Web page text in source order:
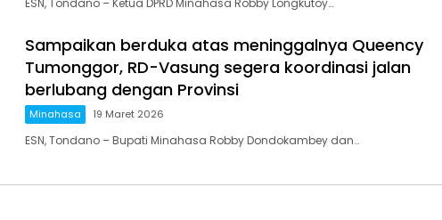
ESN, Tondano – Ketua DPRD Minahasa Robby Longkutoy…
Sampaikan berduka atas meninggalnya Queency
Tumonggor, RD-Vasung segera koordinasi jalan
berlubang dengan Provinsi
Minahasa 19 Maret 2026
ESN, Tondano – Bupati Minahasa Robby Dondokambey dan…